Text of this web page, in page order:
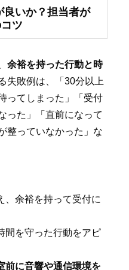
良いか？担当者が
ツ
余裕を持った行動と時
失敗例は、「30分以上
ってしまった」「受付
った」「直前になって
整っていなかった」な
、余裕を持って受付に
間を守った行動をアピ
前に音響や通信環境を